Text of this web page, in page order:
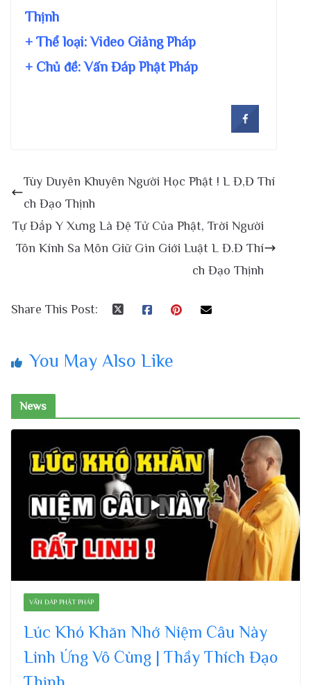
Thịnh
+ Thể loại: Video Giảng Pháp
+ Chủ đề:Vấn Đáp Phật Pháp
Tùy Duyên Khuyên Người Học Phật ! L Đ,Đ Thí
ch Đạo Thịnh
Tự Đắp Y Xưng Là Đệ Tử Của Phật, Trời Người
Tôn Kính Sa Môn Giữ Gìn Giới Luật L Đ.Đ Thí
ch Đạo Thịnh
Share This Post:
You May Also Like
News
VẤN ĐÁP PHẬT PHÁP
Lúc Khó Khăn Nhớ Niệm Câu Này
Linh Ứng Vô Cùng | Thầy Thích Đạo